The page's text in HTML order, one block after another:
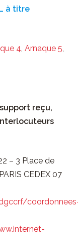
à titre
4, Arnaque 5,
reçu,
– 3 Place de
CEDEX 07